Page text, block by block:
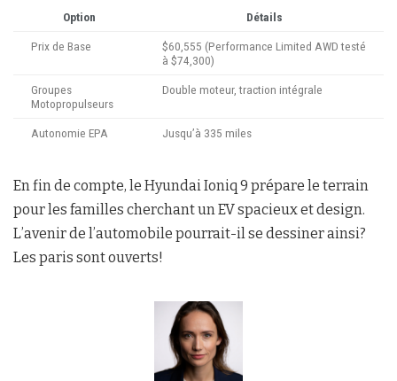
Option Détails
Prix de Base
$60,555 (Performance Limited AWD testé
à $74,300)
Groupes
Motopropulseurs
Double moteur, traction intégrale
Autonomie EPA Jusqu’à 335 miles
En fin de compte, le Hyundai Ioniq 9 prépare le terrain
pour les familles cherchant un EV spacieux et design.
L’avenir de l’automobile pourrait-il se dessiner ainsi?
Les paris sont ouverts!